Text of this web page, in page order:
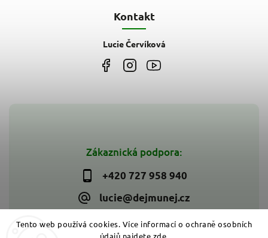
Tento web používá cookies. Více informací o ochraně osobních
údajů najdete zde
Zákaznická podpora:
+420 727 958 940
lucie@dejmunej.cz
Kontakt
Lucie Červíková